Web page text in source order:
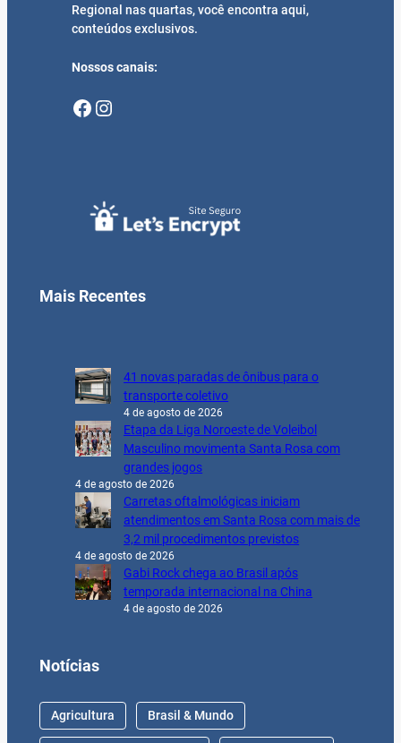
Regional nas quartas, você encontra aqui,
conteúdos exclusivos.
Nossos canais:
Facebook Instagram
Mais Recentes
41 novas paradas de ônibus para o
transporte coletivo
4 de agosto de 2026
Etapa da Liga Noroeste de Voleibol
Masculino movimenta Santa Rosa com
grandes jogos
4 de agosto de 2026
Carretas oftalmológicas iniciam
atendimentos em Santa Rosa com mais de
3,2 mil procedimentos previstos
4 de agosto de 2026
Gabi Rock chega ao Brasil após
temporada internacional na China
4 de agosto de 2026
Notícias
Agricultura Brasil & Mundo